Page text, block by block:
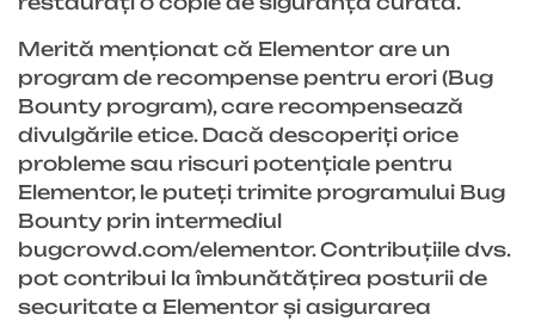
Merită menționat că Elementor are un
program de recompense pentru erori (Bug
Bounty program), care recompensează
divulgările etice. Dacă descoperiți orice
probleme sau riscuri potențiale pentru
Elementor, le puteți trimite programului Bug
Bounty prin intermediul
bugcrowd.com/elementor. Contribuțiile dvs.
pot contribui la îmbunătățirea posturii de
securitate a Elementor și asigurarea